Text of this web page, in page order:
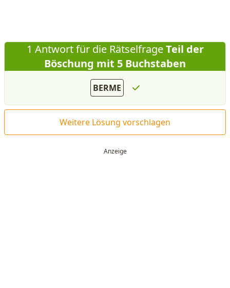
1 Antwort für die RätselfrageTeil der
Böschung mit 5 Buchstaben
BERME
Weitere Lösung vorschlagen